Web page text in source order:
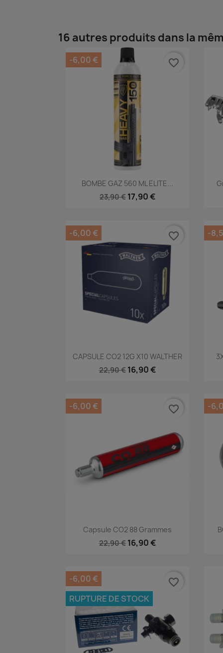
16 autres produits dans la
Aperçu rapide
BOMBE GAZ 560 ML ELITE...
23,90 € 17,90 €
-6,00 € favorite_border
Aperçu rapide
CAPSULE CO2 12G X10 WALTHER
22,90 € 16,90 €
-6,00 € favorite_border -
Aperçu rapide
Capsule CO2 88 Grammes
22,90 € 16,90 €
-6,00 € favorite_border -
-6,00 €
RUPTURE DE STOCK
favorite_border